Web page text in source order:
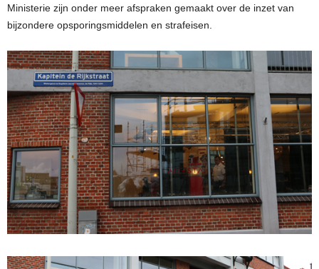
Ministerie zijn onder meer afspraken gemaakt over de inzet van
bijzondere opsporingsmiddelen en strafeisen.